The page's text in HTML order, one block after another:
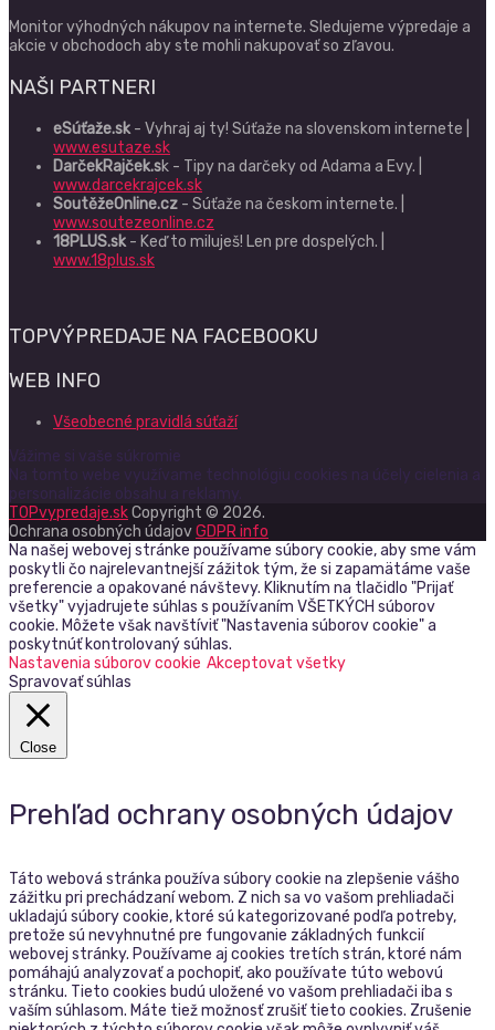
Monitor výhodných nákupov na internete. Sledujeme výpredaje a
akcie v obchodoch aby ste mohli nakupovať so zľavou.
NAŠI PARTNERI
eSúťaže.sk- Vyhraj aj ty! Súťaže na slovenskom internete |
www.esutaze.sk
DarčekRajček.sk - Tipy na darčeky od Adama a Evy. |
www.darcekrajcek.sk
SoutěžeOnline.cz - Súťaže na českom internete. |
www.soutezeonline.cz
18PLUS.sk- Keď to miluješ! Len pre dospelých. |
www.18plus.sk
TOPVÝPREDAJE NA FACEBOOKU
WEB INFO
Všeobecné pravidlá súťaží
Vážime si vaše súkromie
Na tomto webe využívame technológiu cookies na účely cielenia a
personalizácie obsahu a reklamy.
TOPvypredaje.skCopyright © 2026.
Ochrana osobných údajovGDPR info
Na našej webovej stránke používame súbory cookie, aby sme vám
poskytli čo najrelevantnejší zážitok tým, že si zapamätáme vaše
preferencie a opakované návštevy. Kliknutím na tlačidlo "Prijať
všetky" vyjadrujete súhlas s používaním VŠETKÝCH súborov
cookie. Môžete však navštíviť "Nastavenia súborov cookie" a
poskytnúť kontrolovaný súhlas.
Nastavenia súborov cookie Akceptovat všetky
Spravovať súhlas
Close
Prehľad ochrany osobných údajov
Táto webová stránka používa súbory cookie na zlepšenie vášho
zážitku pri prechádzaní webom. Z nich sa vo vašom prehliadači
ukladajú súbory cookie, ktoré sú kategorizované podľa potreby,
pretože sú nevyhnutné pre fungovanie základných funkcií
webovej stránky. Používame aj cookies tretích strán, ktoré nám
pomáhajú analyzovať a pochopiť, ako používate túto webovú
stránku. Tieto cookies budú uložené vo vašom prehliadači iba s
vaším súhlasom. Máte tiež možnosť zrušiť tieto cookies. Zrušenie